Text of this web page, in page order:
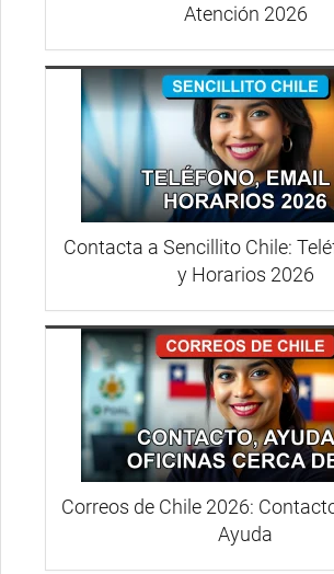
Atención 2026
Contacta a Sencillito Chile:
y Horarios 2026
Correos de Chile 2026:
Ayuda